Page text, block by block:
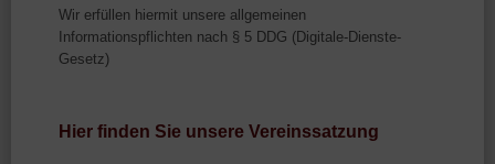
Wir erfüllen hiermit unsere allgemeinen
Informationspflichten nach § 5 DDG (Digitale-Dienste-
Gesetz)
Hier finden Sie unsere Vereinssatzung